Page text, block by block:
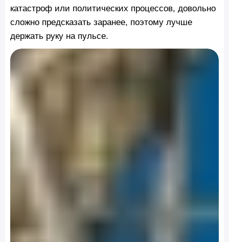
катастроф или политических процессов, довольно
сложно предсказать заранее, поэтому лучше
держать руку на пульсе.